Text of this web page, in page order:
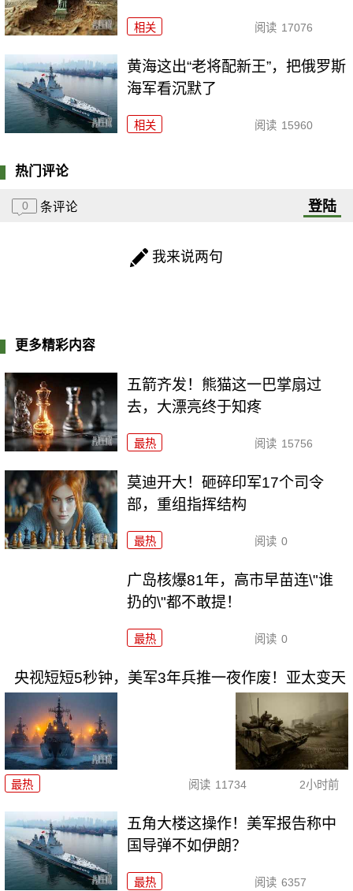
相关 阅读 17076
黄海这出“老将配新王”，把俄罗斯
海军看沉默了
相关 阅读 15960
热门评论
0 条评论 登陆
我来说两句
更多精彩内容
五箭齐发！熊猫这一巴掌扇过
去，大漂亮终于知疼
最热 阅读 15756
莫迪开大！砸碎印军17个司令
部，重组指挥结构
最热 阅读 0
广岛核爆81年，高市早苗连\"谁
扔的\"都不敢提！
最热 阅读 0
央视短短5秒钟，美军3年兵推一夜作废！亚太变天
最热 阅读 11734 2小时前
五角大楼这操作！美军报告称中
国导弹不如伊朗？
最热 阅读 6357